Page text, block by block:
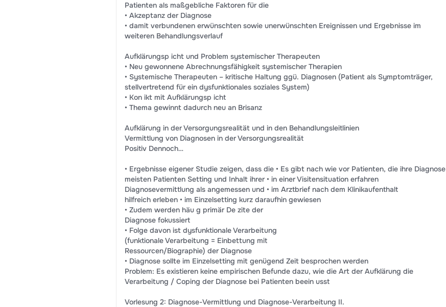
Patienten als maßgebliche Faktoren für die
• Akzeptanz der Diagnose
• damit verbundenen erwünschten sowie unerwünschten Ereignissen und Ergebnisse im
weiteren Behandlungsverlauf
Aufklärungsp icht und Problem systemischer Therapeuten
• Neu gewonnene Abrechnungsfähigkeit systemischer Therapien
• Systemische Therapeuten – kritische Haltung ggü. Diagnosen (Patient als Symptomträger,
stellvertretend für ein dysfunktionales soziales System)
• Kon ikt mit Aufklärungsp icht
• Thema gewinnt dadurch neu an Brisanz
Aufklärung in der Versorgungsrealität und in den Behandlungsleitlinien
Vermittlung von Diagnosen in der Versorgungsrealität
Positiv Dennoch…
• Ergebnisse eigener Studie zeigen, dass die • Es gibt nach wie vor Patienten, die ihre Diagnose
meisten Patienten Setting und Inhalt ihrer • in einer Visitensituation erfahren
Diagnosevermittlung als angemessen und • im Arztbrief nach dem Klinikaufenthalt
hilfreich erleben • im Einzelsetting kurz daraufhin gewiesen
• Zudem werden häu g primär De zite der
Diagnose fokussiert
• Folge davon ist dysfunktionale Verarbeitung
(funktionale Verarbeitung = Einbettung mit
Ressourcen/Biographie) der Diagnose
• Diagnose sollte im Einzelsetting mit genügend Zeit besprochen werden
Problem: Es existieren keine empirischen Befunde dazu, wie die Art der Aufklärung die
Verarbeitung / Coping der Diagnose bei Patienten beein usst
Vorlesung 2: Diagnose-Vermittlung und Diagnose-Verarbeitung II.